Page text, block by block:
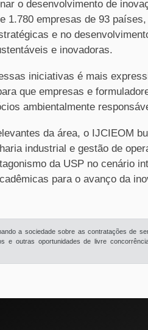
o desenvolvimento de
1.780 empresas de 93
e no
e inovadoras.
iniciativas é mais
que empresas e
ambientalmente
da área, o IJCIEOM
industrial e gestão de
da USP no cenário
para o avanço da
a sociedade sobre as contratações de
e outras oportunidades de livre